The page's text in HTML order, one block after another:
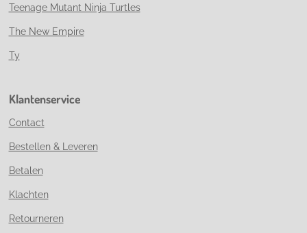
Teenage Mutant Ninja Turtles
The New Empire
Ty
Klantenservice
Contact
Bestellen & Leveren
Betalen
Klachten
Retourneren